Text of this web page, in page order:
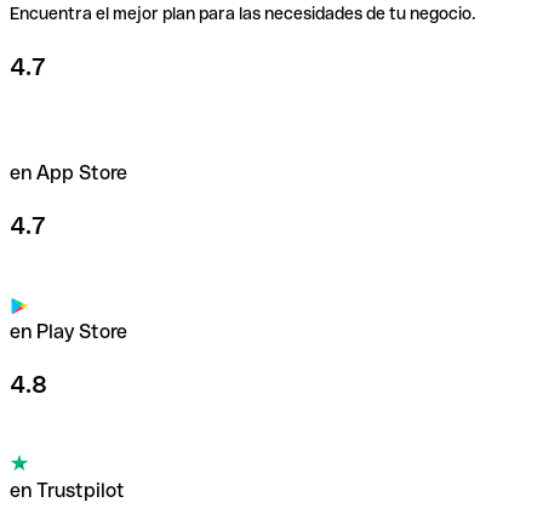
Encuentra el mejor plan para las necesidades de tu negocio.
4.7
en App Store
4.7
en Play Store
4.8
en Trustpilot